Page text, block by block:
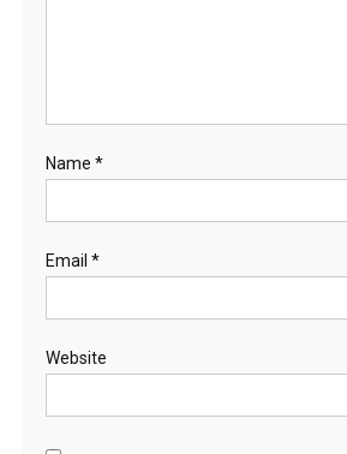
Name *
Email *
Website